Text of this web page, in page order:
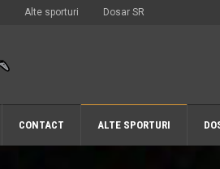
Alte sporturi Dosar SR
CONTACT ALTE SPORTURI